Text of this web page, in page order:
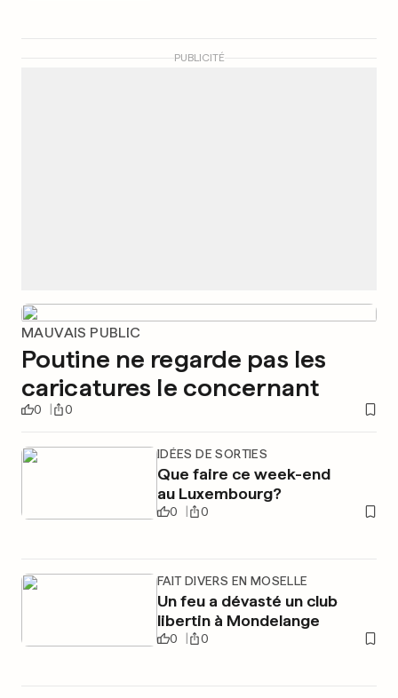
PUBLICITÉ
MAUVAIS PUBLIC
Poutine ne regarde pas les
caricatures le concernant
0 0
IDÉES DE SORTIES
Que faire ce week-end
au Luxembourg?
0 0
FAIT DIVERS EN MOSELLE
Un feu a dévasté un club
libertin à Mondelange
0 0